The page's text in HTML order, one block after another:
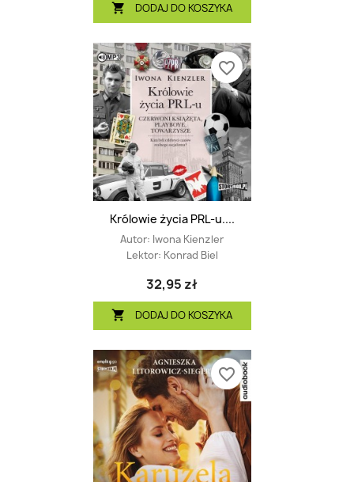
 DODAJ DO KOSZYKA
Królowie życia PRL-u....
Autor: Iwona Kienzler
Lektor: Konrad Biel
32,95 zł
 DODAJ DO KOSZYKA
favorite_border
favorite_border